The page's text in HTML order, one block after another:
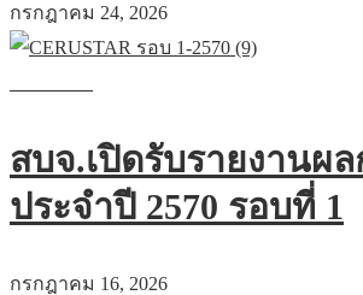
กรกฎาคม 24, 2026
สบจ.เปิดรับรายงานผ
ประจำปี 2570 รอบที่ 1
กรกฎาคม 16, 2026